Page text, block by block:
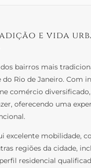
e vida
bairros mais
do Rio de Janeiro. Com
comércio diversificado,
oferecendo uma
excelente mobilidade,
regiões da cidade,
residencial